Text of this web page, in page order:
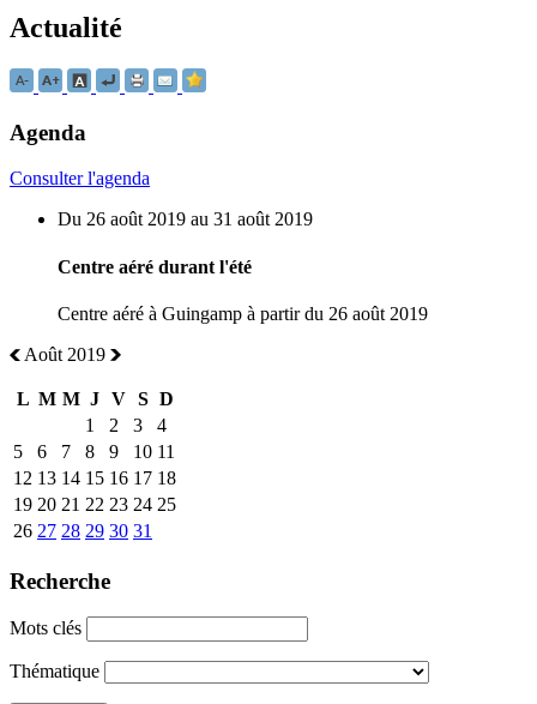
Actualité
Agenda
Consulter l'agenda
Du 26 août 2019 au 31 août 2019
Centre aéré durant l'été
Centre aéré à Guingamp à partir du 26 août 2019
Août 2019
L M M J V S D
1
2 3
4
5
6 7 8 9 10 11
12 13 14 15 16 17 18
19 20 21 22 23 24 25
26 27 28 29 30 31
Recherche
Mots clés
Thématique